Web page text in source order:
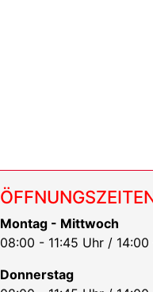
Montag - Mittwoch
08:00 - 11:45 Uhr / 14:00
Donnerstag